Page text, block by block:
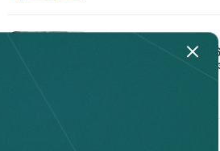
Автосақтандыру:
жүргізушілер үшін не